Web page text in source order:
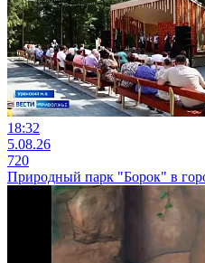
18:32
5.08.26
720
Природный парк "Борок" в